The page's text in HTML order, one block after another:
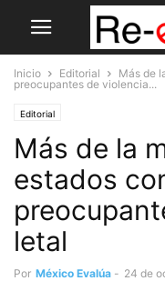
Inicio Editorial
Más de
preocupantes de violencia...
Editorial
Más de la
estados
letal
Por México Evalúa - 24 de